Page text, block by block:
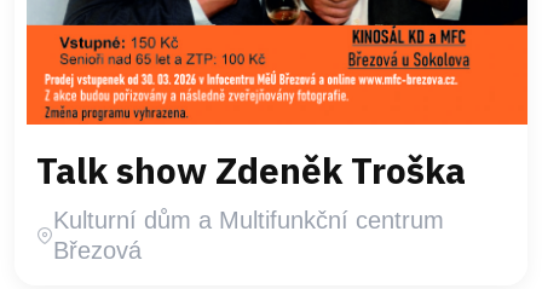
Talk show Zdeněk Troška
Kulturní dům a Multifunkční centrum
Březová